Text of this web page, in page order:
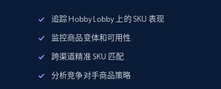
追踪 Hobby Lobby 上的 SKU 表现
监控商品变体和可用性
跨渠道精准 SKU 匹配
分析竞争对手商品策略